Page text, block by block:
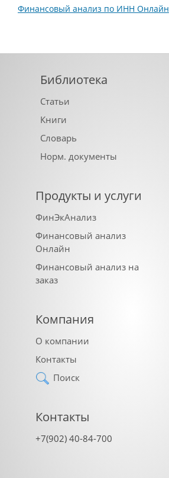
Финансовый анализ по ИНН Онлайн
Библиотека
Статьи
Книги
Словарь
Норм. документы
Продукты и услуги
ФинЭкАнализ
Финансовый анализ
Онлайн
Финансовый анализ на
заказ
Компания
О компании
Контакты
Поиск
Контакты
+7(902) 40-84-700